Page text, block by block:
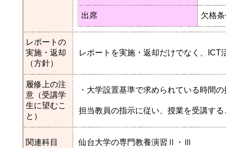
出席 欠格
レポートの
実施・返却
（方針）
レポートを実施・返却だけでなく、
履修上の注
意（受講学
生に望むこ
と）
・大学設置基準で求められている時間
担当教員の指示に従い、授業を受講する
関連科目 仙台大学の専門教養演習Ⅱ・Ⅲ